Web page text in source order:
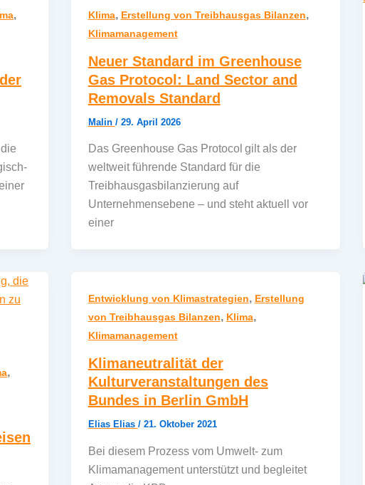
, Klima, Erstellung von Treibhausgas Bilanzen,
Klimamanagement
Neuer Standard im Greenhouse
Gas Protocol: Land Sector and
Removals Standard
Malin / 29. April 2026
Das Greenhouse Gas Protocol gilt als der
weltweit führende Standard für die
Treibhausgasbilanzierung auf
Unternehmensebene – und steht aktuell vor
einer
,
Entwicklung von Klimastrategien, Erstellung
von Treibhausgas Bilanzen, Klima,
Klimamanagement
Klimaneutralität der
Kulturveranstaltungen des
Bundes in Berlin GmbH
Elias Elias / 21. Oktober 2021
Bei diesem Prozess vom Umwelt- zum
Klimamanagement unterstützt und begleitet